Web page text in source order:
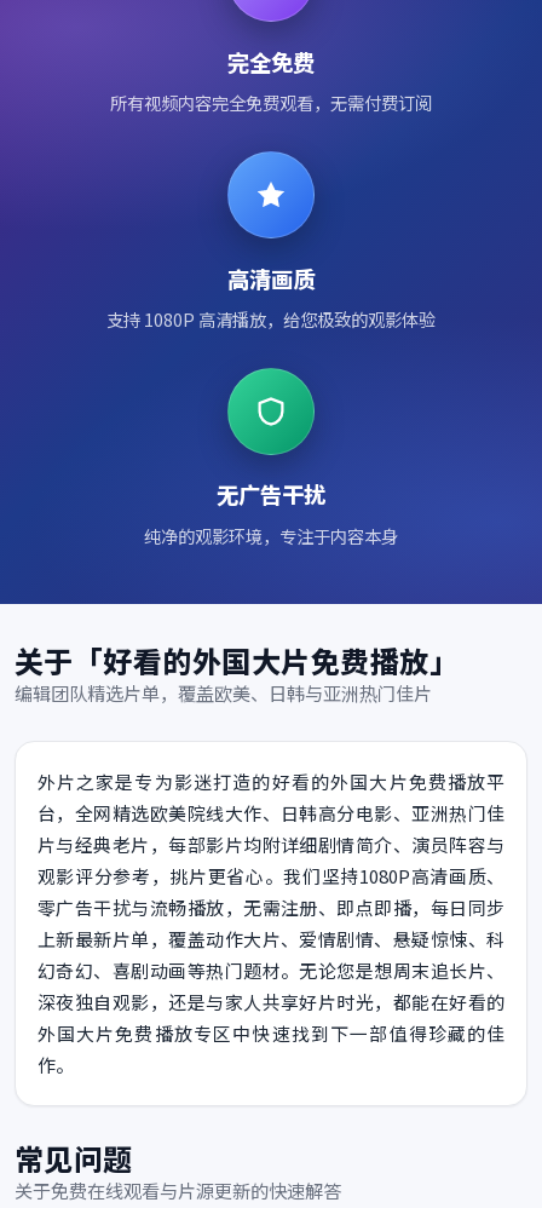
完全免费
所有视频内容完全免费观看，无需付费订阅
高清画质
支持 1080P 高清播放，给您极致的观影体验
无广告干扰
纯净的观影环境，专注于内容本身
关于「好看的外国大片免费播放」
编辑团队精选片单，覆盖欧美、日韩与亚洲热门佳片
外片之家是专为影迷打造的好看的外国大片免费播放平
台，全网精选欧美院线大作、日韩高分电影、亚洲热门佳
片与经典老片，每部影片均附详细剧情简介、演员阵容与
观影评分参考，挑片更省心。我们坚持1080P高清画质、
零广告干扰与流畅播放，无需注册、即点即播，每日同步
上新最新片单，覆盖动作大片、爱情剧情、悬疑惊悚、科
幻奇幻、喜剧动画等热门题材。无论您是想周末追长片、
深夜独自观影，还是与家人共享好片时光，都能在好看的
外国大片免费播放专区中快速找到下一部值得珍藏的佳
作。
常见问题
关于免费在线观看与片源更新的快速解答